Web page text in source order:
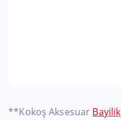
**Kokoş Aksesuar Bayilik